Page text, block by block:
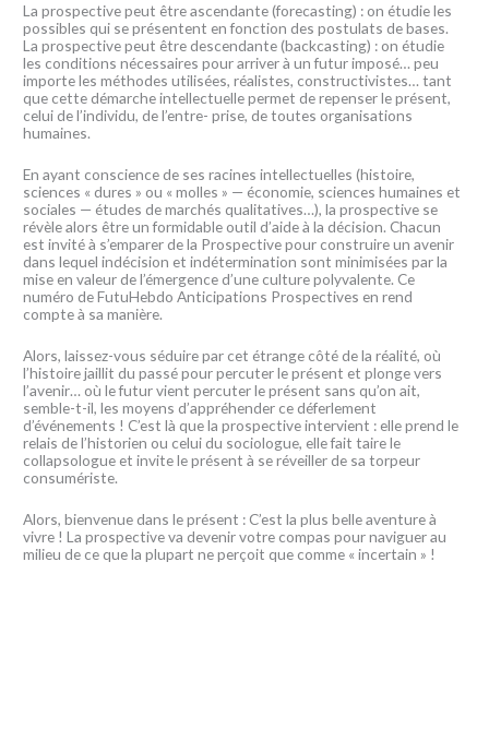
La prospective peut être ascendante (forecasting) : on étudie les
possibles qui se présentent en fonction des postulats de bases.
La prospective peut être descendante (backcasting) : on étudie
les conditions nécessaires pour arriver à un futur imposé… peu
importe les méthodes utilisées, réalistes, constructivistes… tant
que cette démarche intellectuelle permet de repenser le présent,
celui de l’individu, de l’entre- prise, de toutes organisations
humaines.
En ayant conscience de ses racines intellectuelles (histoire,
sciences « dures » ou « molles » — économie, sciences humaines et
sociales — études de marchés qualitatives…), la prospective se
révèle alors être un formidable outil d’aide à la décision. Chacun
est invité à s’emparer de la Prospective pour construire un avenir
dans lequel indécision et indétermination sont minimisées par la
mise en valeur de l’émergence d’une culture polyvalente. Ce
numéro de FutuHebdo Anticipations Prospectives en rend
compte à sa manière.
Alors, laissez-vous séduire par cet étrange côté de la réalité, où
l’histoire jaillit du passé pour percuter le présent et plonge vers
l’avenir… où le futur vient percuter le présent sans qu’on ait,
semble-t-il, les moyens d’appréhender ce déferlement
d’événements ! C’est là que la prospective intervient : elle prend le
relais de l’historien ou celui du sociologue, elle fait taire le
collapsologue et invite le présent à se réveiller de sa torpeur
consumériste.
Alors, bienvenue dans le présent : C’est la plus belle aventure à
vivre ! La prospective va devenir votre compas pour naviguer au
milieu de ce que la plupart ne perçoit que comme « incertain » !